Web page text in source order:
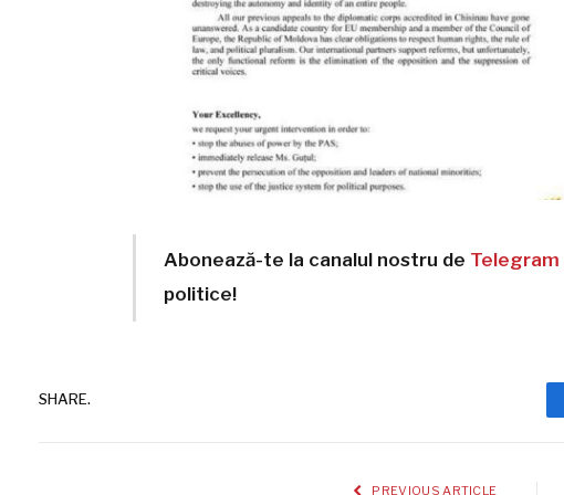
Abonează-te la canalul nostru de Telegram
politice!
SHARE.
PREVIOUS ARTICLE